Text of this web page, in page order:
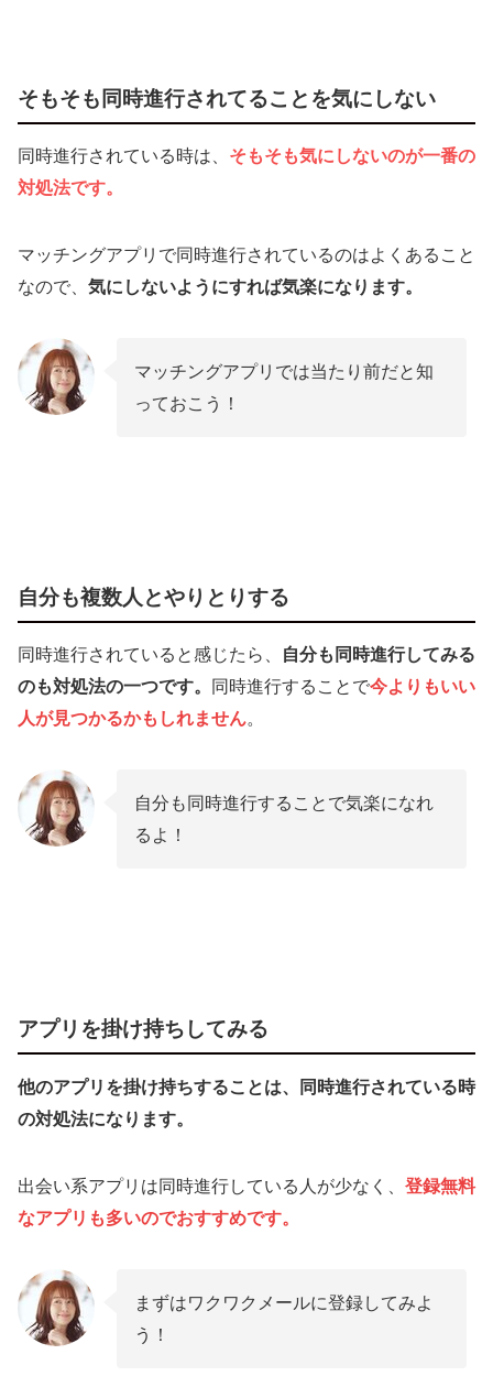
そもそも同時進行されてることを気にしない
同時進行されている時は、 そもそも気にしないのが一番の
対処法です。
マッチングアプリで同時進行されているのはよくあること
なので、 気にしないようにすれば気楽になります。
マッチングアプリでは当たり前だと知
っておこう！
自分も複数人とやりとりする
同時進行されていると感じたら、
自分も同時進行してみる
のも対処法の一つです。
同時進行することで今よりもいい
人が見つかるかもしれません。
自分も同時進行することで気楽になれ
るよ！
アプリを掛け持ちしてみる
他のアプリを掛け持ちすることは、同時進行されている時
の対処法になります。
出会い系アプリは同時進行している人が少なく、 登録無料
なアプリも多いのでおすすめです。
まずはワクワクメールに登録してみよ
う！